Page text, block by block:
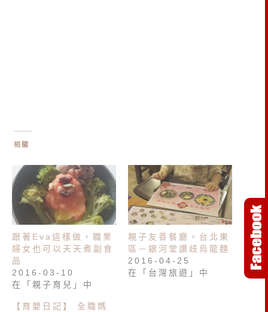
相關
跟著Eva這樣做，職業
婦女也可以天天煮副食
品
2016-03-10
在「親子育兒」中
親子友善餐廳。台北東
區－銀河堂讚歧烏龍麵
2016-04-25
在「台灣旅遊」中
【育嬰日記】 全職媽